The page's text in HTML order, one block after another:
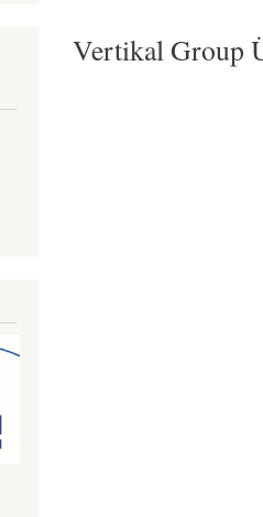
Vertikal Group